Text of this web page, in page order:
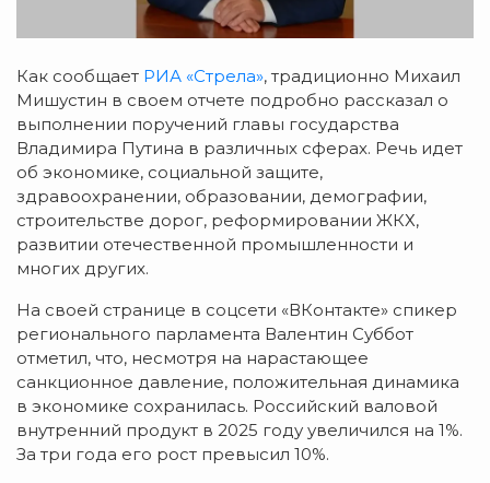
Как сообщает РИА «Стрела», традиционно Михаил
Мишустин в своем отчете подробно рассказал о
выполнении поручений главы государства
Владимира Путина в различных сферах. Речь идет
об экономике, социальной защите,
здравоохранении, образовании, демографии,
строительстве дорог, реформировании ЖКХ,
развитии отечественной промышленности и
многих других.
На своей странице в соцсети «ВКонтакте» спикер
регионального парламента Валентин Суббот
отметил, что, несмотря на нарастающее
санкционное давление, положительная динамика
в экономике сохранилась. Российский валовой
внутренний продукт в 2025 году увеличился на 1%.
За три года его рост превысил 10%.